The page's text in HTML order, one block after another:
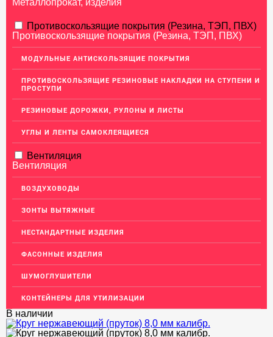
Металлопрокат, изделия
АЛЮМИНИЕВЫЙ ПРОКАТ
НЕРЖАВЕЮЩАЯ СТАЛЬ
Нержавеющие листы
Уголки из нержавеющей стали
Полоса из нержавейки
Нержавеющие трубы
ПВЛ-листы
Сетка из нержавейки
МЕДНЫЙ ПРОКАТ
ЛАТУННЫЙ ПРОКАТ
ДЕКОР НЕРЖАВЕЙКА
ОГРАЖДЕНИЯ ДЛЯ ЛЕСТНИЦ
ЭЛЕКТРОДЫ
ДЕКОРАТИВНЫЙ УГОЛОК
Противоскользящие покрытия (Резина, ТЭП, ПВХ)
Противоскользящие покрытия (Резина, ТЭП, ПВХ)
МОДУЛЬНЫЕ АНТИСКОЛЬЗЯЩИЕ ПОКРЫТИЯ
ПРОТИВОСКОЛЬЗЯЩИЕ РЕЗИНОВЫЕ НАКЛАДКИ НА СТУПЕНИ И
ПРОСТУПИ
РЕЗИНОВЫЕ ДОРОЖКИ, РУЛОНЫ И ЛИСТЫ
УГЛЫ И ЛЕНТЫ САМОКЛЕЯЩИЕСЯ
Вентиляция
Вентиляция
ВОЗДУХОВОДЫ
ЗОНТЫ ВЫТЯЖНЫЕ
НЕСТАНДАРТНЫЕ ИЗДЕЛИЯ
ФАСОННЫЕ ИЗДЕЛИЯ
ШУМОГЛУШИТЕЛИ
КОНТЕЙНЕРЫ ДЛЯ УТИЛИЗАЦИИ
В наличии